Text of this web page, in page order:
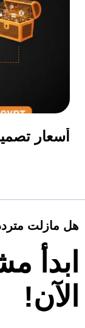
أسعار
هل مازلت
ابدأ
الآن!